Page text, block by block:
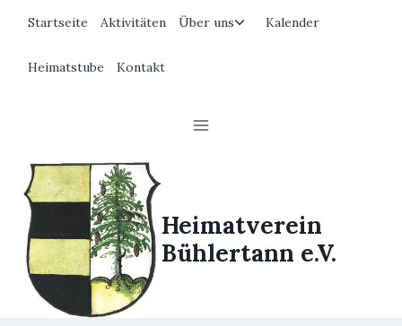
springen
Startseite Aktivitäten Über uns
Untermenü
Kalender
Heimatstube Kontakt
Heimatverein
Bühlertann e.V.